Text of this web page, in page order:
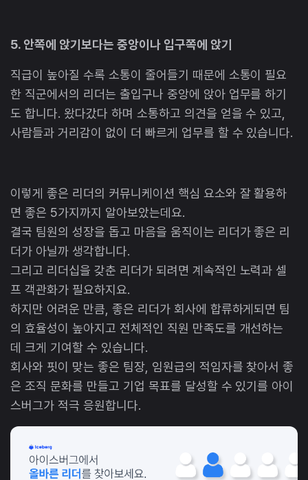
5. 안쪽에 앉기보다는 중앙이나 입구쪽에 앉기
직급이 높아질 수록 소통이 줄어들기 때문에 소통이 필요
한 직군에서의 리더는 출입구나 중앙에 앉아 업무를 하기
도 합니다. 왔다갔다 하며 소통하고 의견을 얻을 수 있고,
사람들과 거리감이 없이 더 빠르게 업무를 할 수 있습니다.
이렇게 좋은 리더의 커뮤니케이션 핵심 요소와 잘 활용하
면 좋은 5가지까지 알아보았는데요.
결국 팀원의 성장을 돕고 마음을 움직이는 리더가 좋은 리
더가 아닐까 생각합니다.
그리고 리더십을 갖춘 리더가 되려면 계속적인 노력과 셀
프 객관화가 필요하지요.
하지만 어려운 만큼, 좋은 리더가 회사에 합류하게되면 팀
의 효율성이 높아지고 전체적인 직원 만족도를 개선하는
데 크게 기여할 수 있습니다.
회사와 핏이 맞는 좋은 팀장, 임원급의 적임자를 찾아서 좋
은 조직 문화를 만들고 기업 목표를 달성할 수 있기를 아이
스버그가 적극 응원합니다.